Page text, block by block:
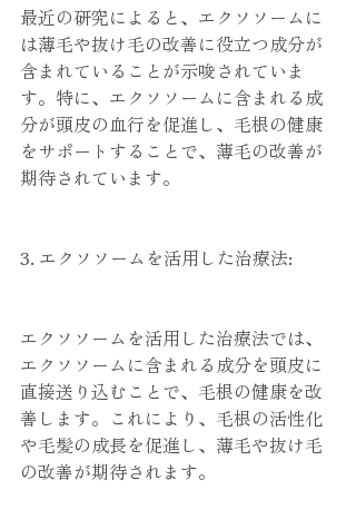
最近の研究によると、エクソソームに
は薄毛や抜け毛の改善に役立つ成分が
含まれていることが示唆されていま
す。特に、エクソソームに含まれる成
分が頭皮の血行を促進し、毛根の健康
をサポートすることで、薄毛の改善が
期待されています。
3. エクソソームを活用した治療法:
エクソソームを活用した治療法では、
エクソソームに含まれる成分を頭皮に
直接送り込むことで、毛根の健康を改
善します。これにより、毛根の活性化
や毛髪の成長を促進し、薄毛や抜け毛
の改善が期待されます。